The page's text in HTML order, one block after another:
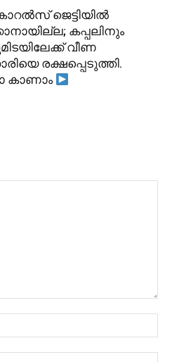
ജെട്ടിയിൽ
കപ്പലിനും
വീണ
രക്ഷപ്പെടുത്തി.
കാണാം